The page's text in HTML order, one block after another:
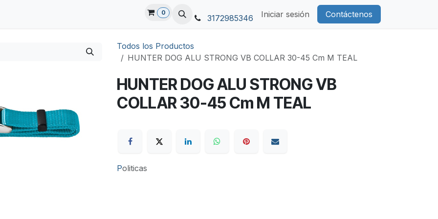
0
3172985346 Iniciar sesión Contáctenos
Todos los Productos
HUNTER DOG ALU STRONG VB COLLAR 30-45 Cm M TEAL
HUNTER DOG ALU STRONG VB
COLLAR 30-45 Cm M TEAL
Politicas